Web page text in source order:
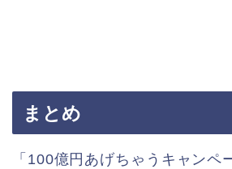
まとめ
「100億円あげちゃうキャンペ